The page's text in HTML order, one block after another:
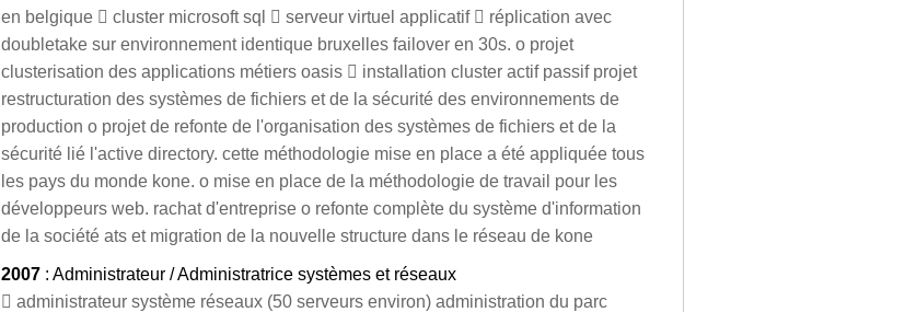
en belgique  cluster microsoft sql  serveur virtuel applicatif  réplication avec
doubletake sur environnement identique bruxelles failover en 30s. o projet
clusterisation des applications métiers oasis  installation cluster actif passif projet
restructuration des systèmes de fichiers et de la sécurité des environnements de
production o projet de refonte de l'organisation des systèmes de fichiers et de la
sécurité lié l'active directory. cette méthodologie mise en place a été appliquée tous
les pays du monde kone. o mise en place de la méthodologie de travail pour les
développeurs web. rachat d'entreprise o refonte complète du système d'information
de la société ats et migration de la nouvelle structure dans le réseau de kone
2007 : Administrateur / Administratrice systèmes et réseaux
 administrateur système réseaux (50 serveurs environ) administration du parc